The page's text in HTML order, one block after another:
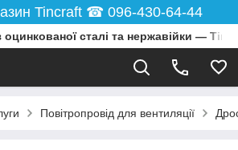
Tincraft ☎︎ 096-430-64-44
сталі та нержавійки —
Повітропровід для вентиляції